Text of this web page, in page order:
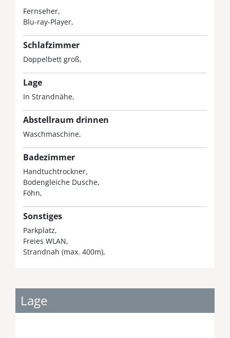
Fernseher
Blu-ray-Player
Schlafzimmer
Doppelbett groß
Lage
In Strandnähe
Abstellraum drinnen
Waschmaschine
Badezimmer
Handtuchtrockner
Bodengleiche Dusche
Föhn
Sonstiges
Parkplatz
Freies WLAN
Strandnah (max. 400m)
Lage